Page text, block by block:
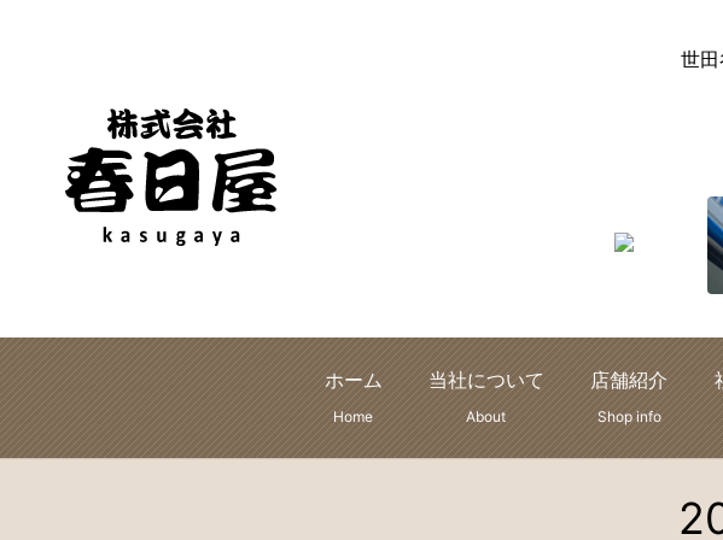
世
ホーム
Home
当社について
About
店舗紹介
Shop info